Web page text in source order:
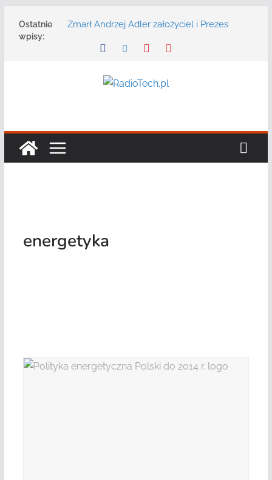
Ostatnie
wpisy:
Zmarł Andrzej Adler założyciel i Prezes
Radmor – największy polski producent
DGT wraz z partnerami zaprasza na
konferencję: „Bezpieczeństwo,
bezpieczeństwa publicznego usługę
energetyka